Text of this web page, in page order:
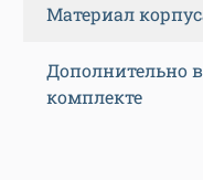
Материал
Дополнительно в
комплекте